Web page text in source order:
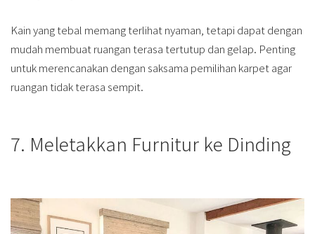
Kain yang tebal memang terlihat nyaman, tetapi dapat dengan
mudah membuat ruangan terasa tertutup dan gelap. Penting
untuk merencanakan dengan saksama pemilihan karpet agar
ruangan tidak terasa sempit.
7. Meletakkan Furnitur ke Dinding